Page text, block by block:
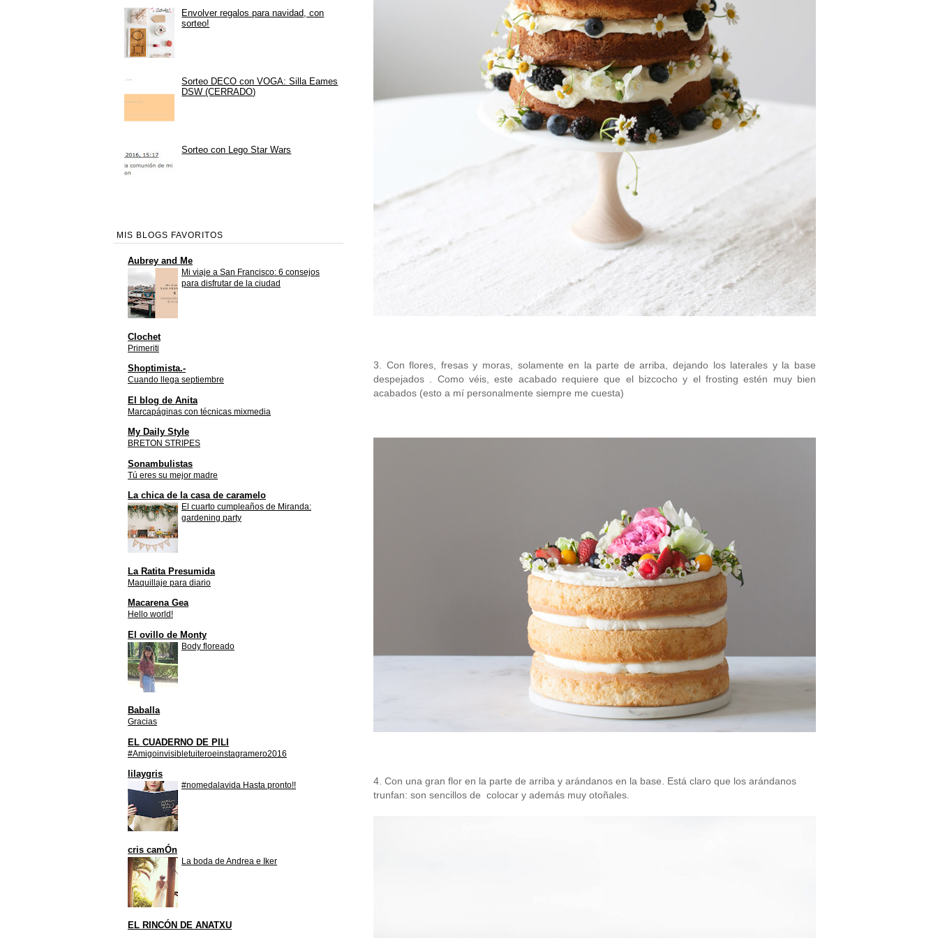
3. Con flores, fresas y moras, solamente en la parte de arriba, dejando los laterales y la base
despejados . Como véis, este acabado requiere que el bizcocho y el frosting estén muy bien
acabados (esto a mí personalmente siempre me cuesta)
4. Con una gran flor en la parte de arriba y arándanos en la base. Está claro que los arándanos
trunfan: son sencillos de colocar y además muy otoñales.
Envolver regalos para navidad, con
sorteo!
Sorteo DECO con VOGA: Silla Eames
DSW (CERRADO)
Sorteo con Lego Star Wars
MIS BLOGS FAVORITOS
Aubrey and Me
Mi viaje a San Francisco: 6 consejos
para disfrutar de la ciudad
Clochet
Primeriti
Shoptimista.-
Cuando llega septiembre
El blog de Anita
Marcapáginas con técnicas mixmedia
My Daily Style
BRETON STRIPES
Sonambulistas
Tú eres su mejor madre
La chica de la casa de caramelo
El cuarto cumpleaños de Miranda:
gardening party
La Ratita Presumida
Maquillaje para diario
Macarena Gea
Hello world!
El ovillo de Monty
Body floreado
Baballa
Gracias
EL CUADERNO DE PILI
#Amigoinvisibletuiteroeinstagramero2016
lilaygris
#nomedalavida Hasta pronto!!
cris camÓn
La boda de Andrea e Iker
EL RINCÓN DE ANATXU